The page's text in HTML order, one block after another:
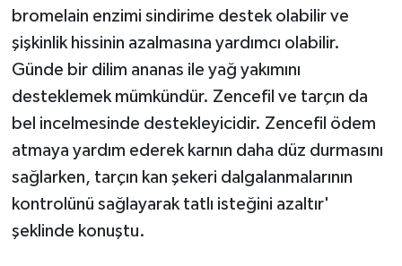
bromelain enzimi sindirime destek olabilir ve
şişkinlik hissinin azalmasına yardımcı olabilir.
Günde bir dilim ananas ile yağ yakımını
desteklemek mümkündür. Zencefil ve tarçın da
bel incelmesinde destekleyicidir. Zencefil ödem
atmaya yardım ederek karnın daha düz durmasını
sağlarken, tarçın kan şekeri dalgalanmalarının
kontrolünü sağlayarak tatlı isteğini azaltır'
şeklinde konuştu.